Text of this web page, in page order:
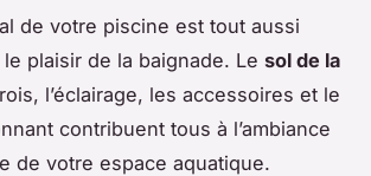
de votre piscine est tout aussi
plaisir de la baignade. Le sol de la
l’éclairage, les accessoires et le
contribuent tous à l’ambiance
de votre espace aquatique.